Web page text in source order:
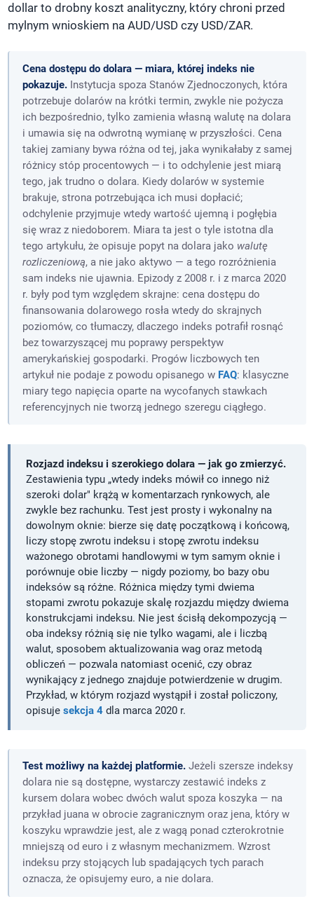
dollar to drobny koszt analityczny, który chroni przed
mylnym wnioskiem na AUD/USD czy USD/ZAR.
Cena dostępu do dolara — miara, której indeks nie
pokazuje.Instytucja spoza Stanów Zjednoczonych, która
potrzebuje dolarów na krótki termin, zwykle nie pożycza
ich bezpośrednio, tylko zamienia własną walutę na dolara
i umawia się na odwrotną wymianę w przyszłości. Cena
takiej zamiany bywa różna od tej, jaka wynikałaby z samej
różnicy stóp procentowych — i to odchylenie jest miarą
tego, jak trudno o dolara. Kiedy dolarów w systemie
brakuje, strona potrzebująca ich musi dopłacić;
odchylenie przyjmuje wtedy wartość ujemną i pogłębia
się wraz z niedoborem. Miara ta jest o tyle istotna dla
tego artykułu, że opisuje popyt na dolara jako walutę
rozliczeniową, a nie jako aktywo — a tego rozróżnienia
sam indeks nie ujawnia. Epizody z 2008 r. i z marca 2020
r. były pod tym względem skrajne: cena dostępu do
finansowania dolarowego rosła wtedy do skrajnych
poziomów, co tłumaczy, dlaczego indeks potrafił rosnąć
bez towarzyszącej mu poprawy perspektyw
amerykańskiej gospodarki. Progów liczbowych ten
artykuł nie podaje z powodu opisanego w FAQ: klasyczne
miary tego napięcia oparte na wycofanych stawkach
referencyjnych nie tworzą jednego szeregu ciągłego.
Rozjazd indeksu i szerokiego dolara — jak go zmierzyć.
Zestawienia typu „wtedy indeks mówił co innego niż
szeroki dolar" krążą w komentarzach rynkowych, ale
zwykle bez rachunku. Test jest prosty i wykonalny na
dowolnym oknie: bierze się datę początkową i końcową,
liczy stopę zwrotu indeksu i stopę zwrotu indeksu
ważonego obrotami handlowymi w tym samym oknie i
porównuje obie liczby — nigdy poziomy, bo bazy obu
indeksów są różne. Różnica między tymi dwiema
stopami zwrotu pokazuje skalę rozjazdu między dwiema
konstrukcjami indeksu. Nie jest ścisłą dekompozycją —
oba indeksy różnią się nie tylko wagami, ale i liczbą
walut, sposobem aktualizowania wag oraz metodą
obliczeń — pozwala natomiast ocenić, czy obraz
wynikający z jednego znajduje potwierdzenie w drugim.
Przykład, w którym rozjazd wystąpił i został policzony,
opisujesekcja 4 dla marca 2020 r.
Test możliwy na każdej platformie.Jeżeli szersze indeksy
dolara nie są dostępne, wystarczy zestawić indeks z
kursem dolara wobec dwóch walut spoza koszyka — na
przykład juana w obrocie zagranicznym oraz jena, który w
koszyku wprawdzie jest, ale z wagą ponad czterokrotnie
mniejszą od euro i z własnym mechanizmem. Wzrost
indeksu przy stojących lub spadających tych parach
oznacza, że opisujemy euro, a nie dolara.